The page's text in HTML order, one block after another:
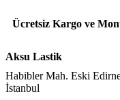
Ücretsiz Kargo ve
Aksu Lastik
Habibler Mah. Eski
İstanbul